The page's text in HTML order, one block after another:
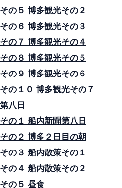
その５ 博多観光その２
その６ 博多観光その３
その７ 博多観光その４
その８ 博多観光その５
その９ 博多観光その６
その１０ 博多観光その７
第八日
その１ 船内新聞第八日
その２ 博多２日目の朝
その３ 船内散策その１
その４ 船内散策その２
その５ 昼食